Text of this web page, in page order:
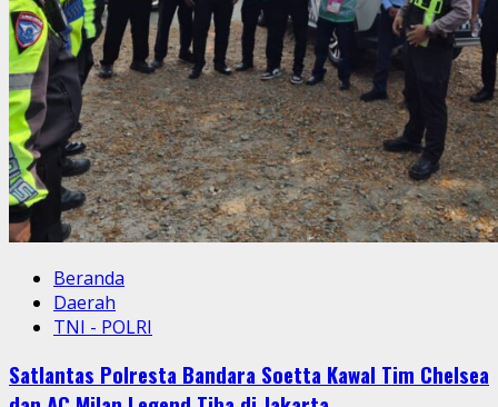
Beranda
Daerah
TNI - POLRI
Satlantas Polresta Bandara Soetta Kawal Tim Chelsea